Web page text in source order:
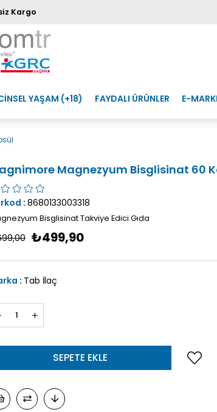
Kargo
YAŞAM (+18) FAYDALI ÜRÜNLER E-
Magnezyum Bisglisinat 60
: 8680133003318
Bisglisinat Takviye Edici Gıda
₺499,90
: Tab İlaç